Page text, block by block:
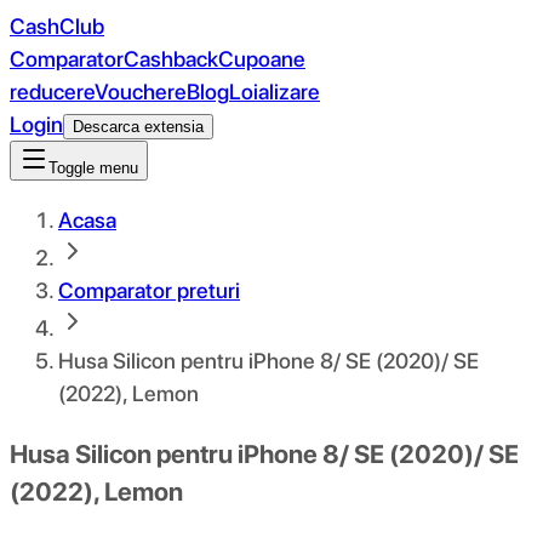
CashClub
ComparatorCashbackCupoane
reducereVouchereBlogLoializare
Login
Descarca extensia
Toggle menu
Acasa
Comparator preturi
Husa Silicon pentru iPhone 8/ SE (2020)/ SE
(2022), Lemon
Husa Silicon pentru iPhone 8/ SE (2020)/ SE
(2022), Lemon